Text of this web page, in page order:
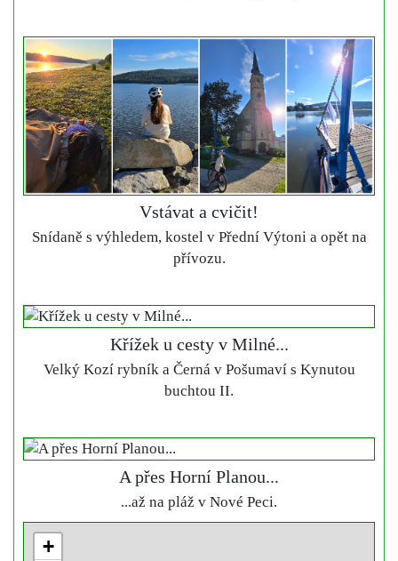
Vstávat a cvičit!
Snídaně s výhledem, kostel v Přední Výtoni a opět na
přívozu.
Křížek u cesty v Milné...
Velký Kozí rybník a Černá v Pošumaví s Kynutou
buchtou II.
A přes Horní Planou...
...až na pláž v Nové Peci.
+